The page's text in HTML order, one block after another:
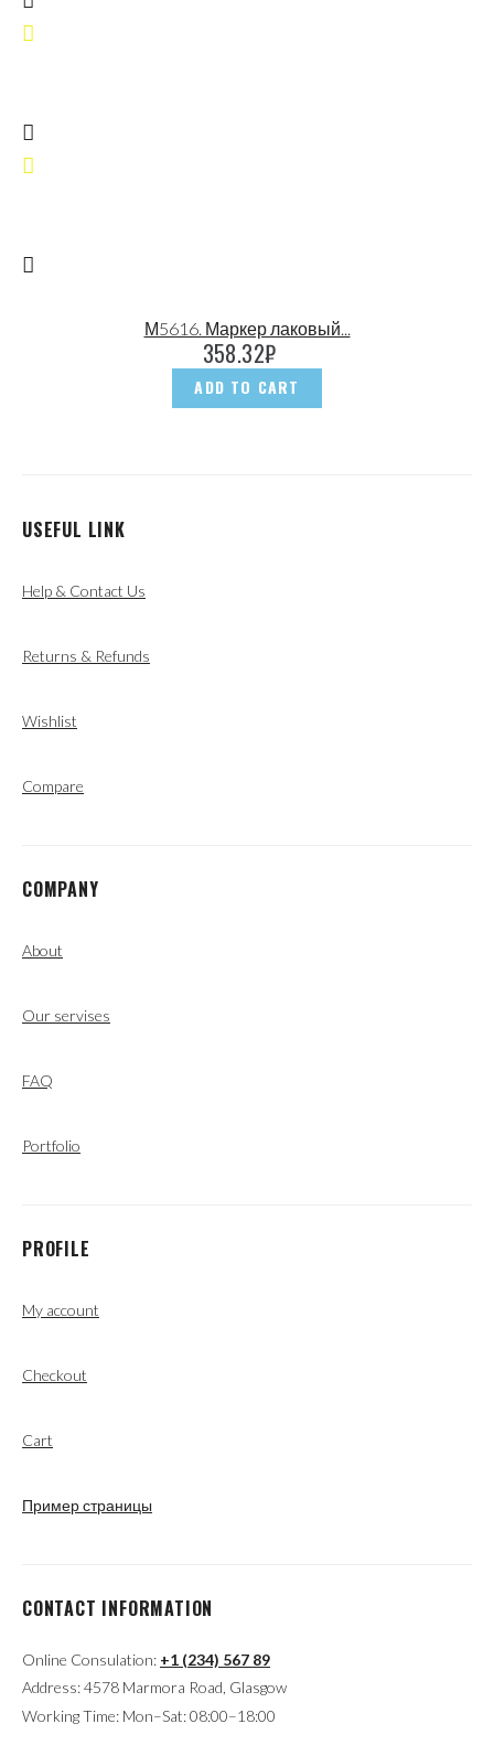
М5616. Маркер лаковый...
358.32₽
ADD TO CART
USEFUL LINK
Help & Contact Us
Returns & Refunds
Wishlist
Compare
COMPANY
About
Our servises
FAQ
Portfolio
PROFILE
My account
Checkout
Cart
Пример страницы
CONTACT INFORMATION
Online Consulation: +1 (234) 567 89
Address: 4578 Marmora Road, Glasgow
Working Time: Mon–Sat: 08:00–18:00